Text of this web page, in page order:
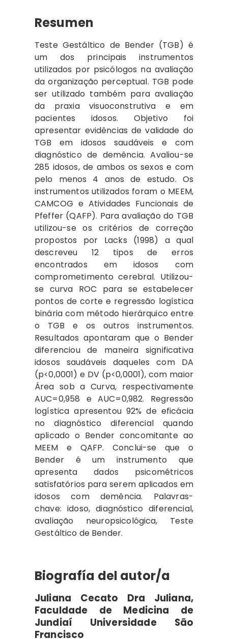
Resumen
Teste Gestáltico de Bender (TGB) é
um dos principais instrumentos
utilizados por psicólogos na avaliação
da organização perceptual. TGB pode
ser utilizado também para avaliação
da praxia visuoconstrutiva e em
pacientes idosos. Objetivo foi
apresentar evidências de validade do
TGB em idosos saudáveis e com
diagnóstico de demência. Avaliou-se
285 idosos, de ambos os sexos e com
pelo menos 4 anos de estudo. Os
instrumentos utilizados foram o MEEM,
CAMCOG e Atividades Funcionais de
Pfeffer (QAFP). Para avaliação do TGB
utilizou-se os critérios de correção
propostos por Lacks (1998) a qual
descreveu 12 tipos de erros
encontrados em idosos com
comprometimento cerebral. Utilizou-
se curva ROC para se estabelecer
pontos de corte e regressão logística
binária com método hierárquico entre
o TGB e os outros instrumentos.
Resultados apontaram que o Bender
diferenciou de maneira significativa
idosos saudáveis daqueles com DA
(p<0,0001) e DV (p<0,0001), com maior
Área sob a Curva, respectivamente
AUC=0,958 e AUC=0,982. Regressão
logística apresentou 92% de eficácia
no diagnóstico diferencial quando
aplicado o Bender concomitante ao
MEEM e QAFP. Conclui-se que o
Bender é um instrumento que
apresenta dados psicométricos
satisfatórios para serem aplicados em
idosos com demência. Palavras-
chave: idoso, diagnóstico diferencial,
avaliação neuropsicológica, Teste
Gestáltico de Bender.
Biografía del autor/a
Juliana Cecato Dra Juliana,
Faculdade de Medicina de
Jundiaí Universidade São
Francisco